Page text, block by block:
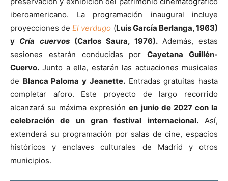
iberoamericano. La programación inaugural incluye
proyecciones deEl verdugo (Luis García Berlanga, 1963)
y Cría cuervos(Carlos Saura, 1976). Además, estas
sesiones estarán conducidas porCayetana Guillén-
Cuervo. Junto a ella, estarán las actuaciones musicales
de Blanca Paloma y Jeanette.Entradas gratuitas hasta
completar aforo. Este proyecto de largo recorrido
alcanzará su máxima expresiónen junio de 2027 con la
celebración de un gran festival internacional.Así,
extenderá su programación por salas de cine, espacios
históricos y enclaves culturales de Madrid y otros
municipios.